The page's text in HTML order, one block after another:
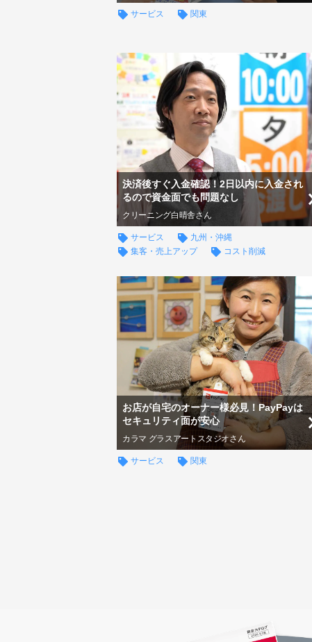
サービス 関東
決済後すぐ入金確認！2日以内に入金され
るので資金面でも問題なし
クリーニング白晴舎さん
サービス
九州・沖縄
集客・売上アップ
コスト削減
お店が自宅のオーナー様必見！PayPayは
セキュリティ面が安心
カラマ グラスアートスタジオさん
サービス 関東